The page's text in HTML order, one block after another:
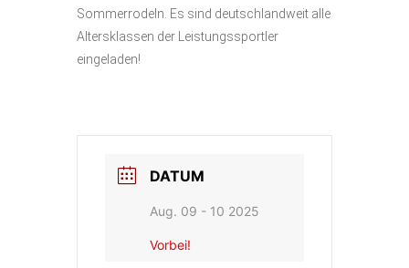
Sommerrodeln. Es sind deutschlandweit alle
Altersklassen der Leistungssportler
eingeladen!
DATUM
Aug. 09 - 10 2025
Vorbei!